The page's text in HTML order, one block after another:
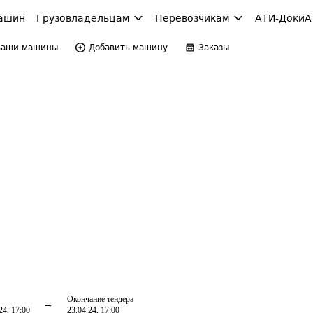
Грузовладельцам Перевозчикам АТИ-Доки
машины Добавить машину Заказы
17:00
Окончание тендера
23.04.24, 17:00